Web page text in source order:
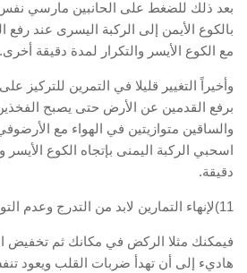
بعد ذلك للضغط على الحانبين مارسي نفس
بالكوع الأيمن إلى الركبة اليسرى عند
مع الكوع الأيسر والتكرار لمدة دقيقة أخرى.
وأخيراً التغيير قليلا في التمرين
برفع القدمين عن الأرض حتى يصبح
والساقين متوازيتين في الهواء مع
اسحبي الركبة اليمنى بإتجاه الكوع
دقيقة.
11)لإنهاء التمارين لابد من التدرج وعدم التوقف عن الحركة مباشرة :
فيمكنك مثلا الركض في مكانك ثم
هاديء إلى أن تهدأ ضربات القلب ويعود